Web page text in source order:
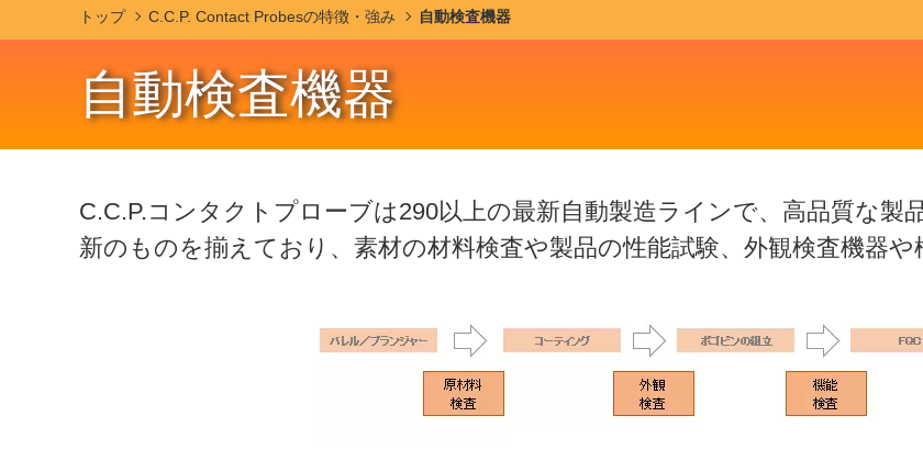
トップ C.C.P. Contact Probesの特徴・強み 自動検査機器
自動検査機器
C.C.P.コンタクトプローブは290以上の最新自動製造ラインで、高品質な製
新のものを揃えており、素材の材料検査や製品の性能試験、外観検査機器や